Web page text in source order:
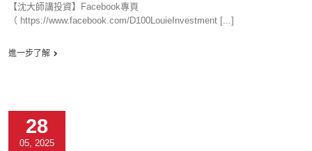
【沈大師講投資】Facebook專頁
（ https://www.facebook.com/D100LouieInvestment [...]
進一步了解
28
05, 2025